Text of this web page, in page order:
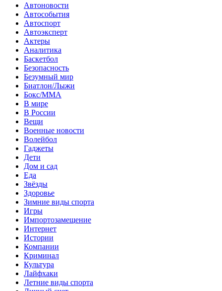
Автоновости
Автособытия
Автоспорт
Автоэксперт
Актеры
Аналитика
Баскетбол
Безопасность
Безумный мир
Биатлон/Лыжи
Бокс/MMA
В мире
В России
Вещи
Военные новости
Волейбол
Гаджеты
Дети
Дом и сад
Еда
Звёзды
Здоровье
Зимние виды спорта
Игры
Импортозамещение
Интернет
Истории
Компании
Криминал
Культура
Лайфхаки
Летние виды спорта